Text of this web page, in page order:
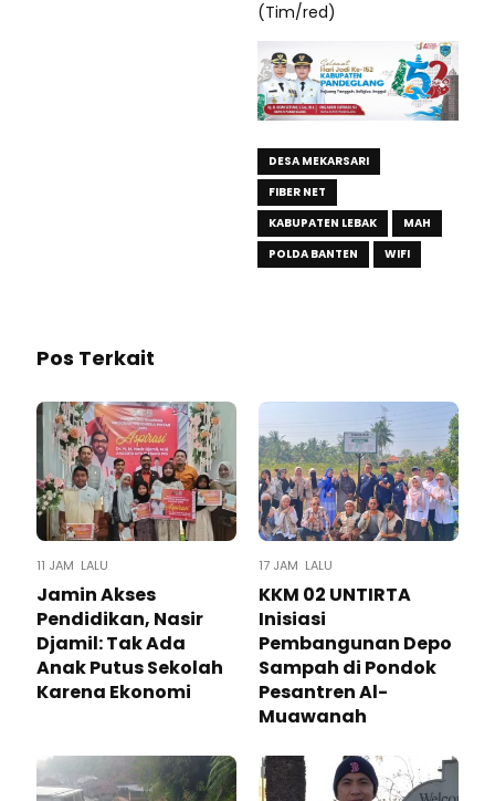
(Tim/red)
DESA MEKARSARI
FIBER NET
KABUPATEN LEBAK
MAH
POLDA BANTEN
WIFI
Pos Terkait
11 JAM LALU
Jamin Akses
Pendidikan, Nasir
Djamil: Tak Ada
Anak Putus Sekolah
Karena Ekonomi
17 JAM LALU
KKM 02 UNTIRTA
Inisiasi
Pembangunan Depo
Sampah di Pondok
Pesantren Al-
Muawanah